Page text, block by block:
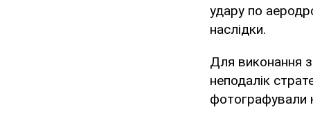
удару по
наслідки.
Для виконання
неподалік
фотографували